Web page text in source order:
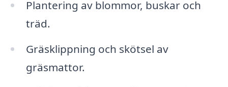
Plantering av blommor, buskar och
träd.
Gräsklippning och skötsel av
gräsmattor.